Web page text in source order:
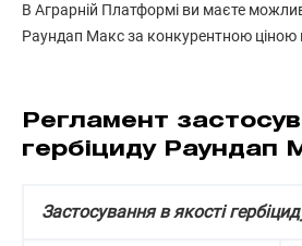
В Аграрній Платформі ви маєте
Раундап Макс за конкурентною ціною
Регламент
гербіциду Раундап
Застосування в якості